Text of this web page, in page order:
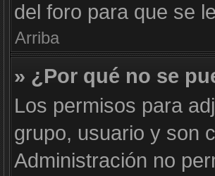
del foro para que se
Arriba
» ¿Por qué no se
Los permisos para
grupo, usuario y son
Administración no